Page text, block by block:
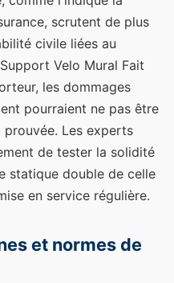
scrutent de plus
civile liées au
Velo Mural Fait
les dommages
pourraient ne pas être
Les experts
de tester la solidité
statique double de celle
en service régulière.
et normes de